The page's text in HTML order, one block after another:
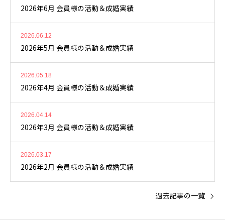
2026年6月 会員様の活動＆成婚実績
2026.06.12
2026年5月 会員様の活動＆成婚実績
2026.05.18
2026年4月 会員様の活動＆成婚実績
2026.04.14
2026年3月 会員様の活動＆成婚実績
2026.03.17
2026年2月 会員様の活動＆成婚実績
過去記事の一覧